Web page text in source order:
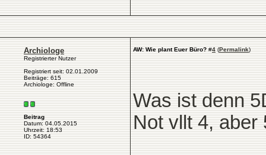
Archiologe
Registrierter Nutzer
Registriert seit: 02.01.2009
Beiträge: 615
Archiologe: Offline
Beitrag
Datum: 04.05.2015
Uhrzeit: 18:53
ID: 54364
AW: Wie plant Euer Büro? #4 (Permalink)
Was ist denn
Not vllt 4, aber